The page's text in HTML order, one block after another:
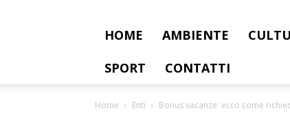
HOME AMBIENTE
SPORT
CONTATTI
Home Enti Bonus vacanze: ecco come